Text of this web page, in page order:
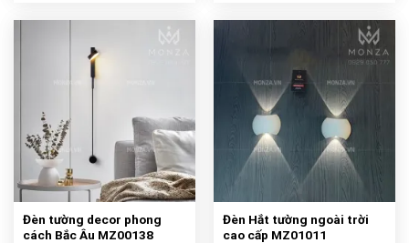
Đèn tường decor phong
cách Bắc Âu MZ00138
Đèn Hắt tường ngoài trời
cao cấp MZ01011